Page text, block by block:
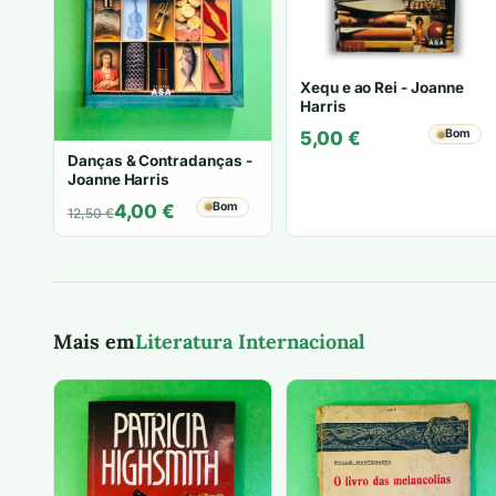
Danças & Contradanças -
Joanne Harris
12,50€
O
preço
4,00 €
O
preço
Bom
Xequ e ao Rei - Joanne
Harris
5,00 € Bom
Mais emLiteratura Internacional